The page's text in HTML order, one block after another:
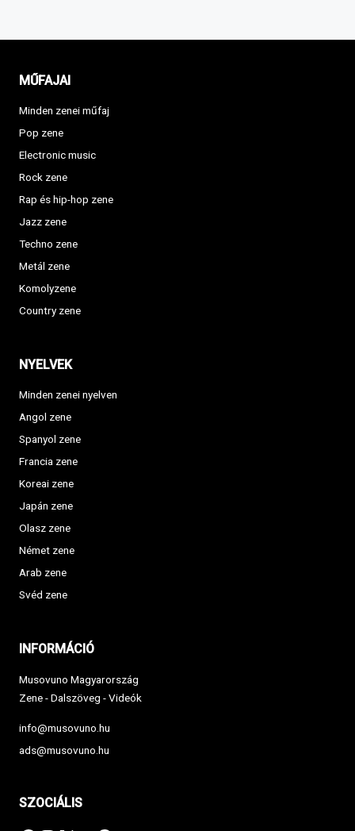
MŰFAJAI
Minden zenei műfaj
Pop zene
Electronic music
Rock zene
Rap és hip-hop zene
Jazz zene
Techno zene
Metál zene
Komolyzene
Country zene
NYELVEK
Minden zenei nyelven
Angol zene
Spanyol zene
Francia zene
Koreai zene
Japán zene
Olasz zene
Német zene
Arab zene
Svéd zene
INFORMÁCIÓ
Musovuno Magyarország
Zene - Dalszöveg - Videók
info@musovuno.hu
ads@musovuno.hu
SZOCIÁLIS